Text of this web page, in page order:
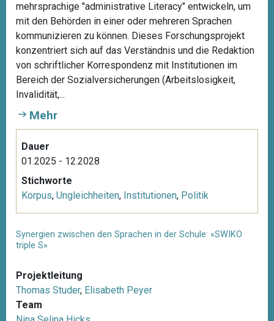
mehrsprachige "administrative Literacy" entwickeln, um
mit den Behörden in einer oder mehreren Sprachen
kommunizieren zu können. Dieses Forschungsprojekt
konzentriert sich auf das Verständnis und die Redaktion
von schriftlicher Korrespondenz mit Institutionen im
Bereich der Sozialversicherungen (Arbeitslosigkeit,
Invalidität,...
Mehr
Dauer
01.2025 - 12.2028
Stichworte
Korpus, Ungleichheiten, Institutionen, Politik
Synergien zwischen den Sprachen in der Schule: «SWIKO
triple S»
Projektleitung
Thomas Studer, Elisabeth Peyer
Team